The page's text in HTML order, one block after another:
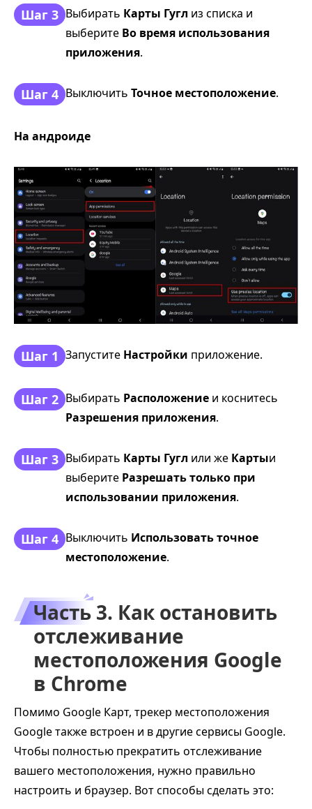
Шаг 3 Выбирать Карты Гугл из списка и
выберите Во время использования
приложения.
Шаг 4 Выключить Точное местоположение.
На андроиде
Шаг 1 Запустите Настройки приложение.
Шаг 2 Выбирать Расположение и коснитесь
Разрешения приложения.
Шаг 3 Выбирать Карты Гугл или же Картыи
выберите Разрешать только при
использовании приложения.
Шаг 4 Выключить Использовать точное
местоположение.
Часть 3. Как остановить
отслеживание
местоположения Google
в Chrome
Помимо Google Карт, трекер местоположения
Google также встроен и в другие сервисы Google.
Чтобы полностью прекратить отслеживание
вашего местоположения, нужно правильно
настроить и браузер. Вот способы сделать это: